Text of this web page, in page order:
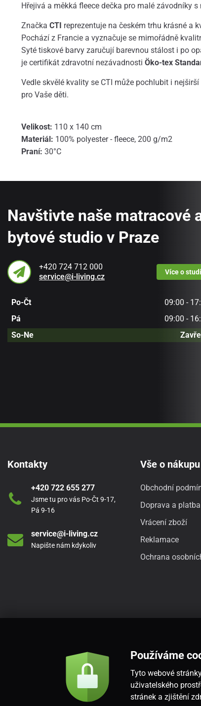
Hřejivá a měkká fleece dečka pro malé závodníky
Značka CTI reprezentuje na českém trhu krásné a
Pochází z Francie a vyznačuje se mimořádně
Syté tiskové barvy zaručují barevnou stálost i po
je certifikát zdravotní nezávadnosti Öko-tex
Vedle skvělé kvality se CTI může pochlubit i
pro Vaše děti.
Velikost: 110 x 140 cm
Materiál: 100% polyester - fleece, 200 g/m2
Praní: 30°C
Navštivte naše matracové
bytové studio v Praze
+420 724 712 000
service@i-living.cz
Víceo
Po-Čt
09:00 -
Pá
09:00 -
So-Ne
Kontakty
+420 722 655 277
Jsme tu pro vás Po-Čt 9-17,
Pá 9-16
service@i-living.cz
Napište nám kdykoliv
Vše o nákupu
Obchodní
Doprava a platba
Vrácení zboží
Reklamace
Ochrana
Používáme
Tyto webové
uživatelského
stránek a zjištění